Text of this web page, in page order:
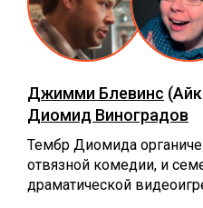
Джимми Блевинс
Диомид Виноградов
Тембр Диомида
отвязной комедии, и
драматической